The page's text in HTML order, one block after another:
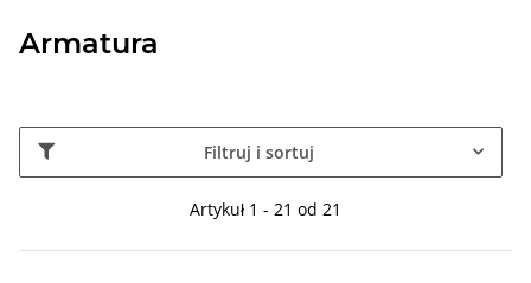
Armatura
Filtruj i sortuj
Artykuł 1 - 21 od 21